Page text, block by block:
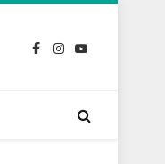
Facebook
Instagram
YouTube